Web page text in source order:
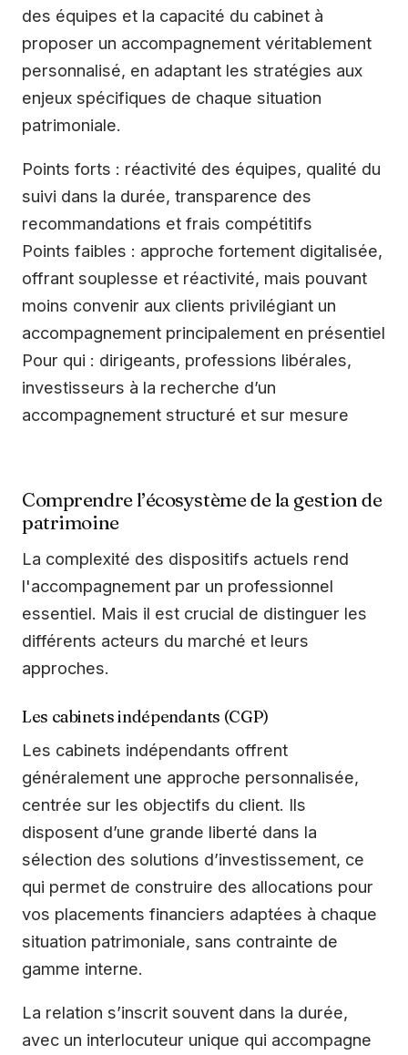
des équipes et la capacité du cabinet à
proposer un accompagnement véritablement
personnalisé, en adaptant les stratégies aux
enjeux spécifiques de chaque situation
patrimoniale.
Points forts : réactivité des équipes, qualité du
suivi dans la durée, transparence des
recommandations et frais compétitifs
Points faibles : approche fortement digitalisée,
offrant souplesse et réactivité, mais pouvant
moins convenir aux clients privilégiant un
accompagnement principalement en présentiel
Pour qui : dirigeants, professions libérales,
investisseurs à la recherche d’un
accompagnement structuré et sur mesure
Comprendre l’écosystème de la gestion de
patrimoine
La complexité des dispositifs actuels rend
l'accompagnement par un professionnel
essentiel. Mais il est crucial de distinguer les
différents acteurs du marché et leurs
approches.
Les cabinets indépendants (CGP)
Les cabinets indépendants offrent
généralement une approche personnalisée,
centrée sur les objectifs du client. Ils
disposent d’une grande liberté dans la
sélection des solutions d’investissement, ce
qui permet de construire des allocations pour
vos placements financiers adaptées à chaque
situation patrimoniale, sans contrainte de
gamme interne.
La relation s’inscrit souvent dans la durée,
avec un interlocuteur unique qui accompagne